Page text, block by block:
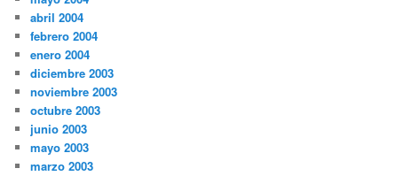
abril 2004
febrero 2004
enero 2004
diciembre 2003
noviembre 2003
octubre 2003
junio 2003
mayo 2003
marzo 2003